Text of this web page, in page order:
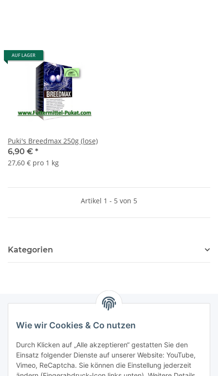
Wie wir Cookies & Co nutzen
Durch Klicken auf „Alle akzeptieren“ gestatten Sie den
Einsatz folgender Dienste auf unserer Website: YouTube,
Vimeo, ReCaptcha. Sie können die Einstellung jederzeit
AUF LAGER
Puki's Breedmax 250g (lose)
6,90 € *
27,60 € pro 1 kg
Artikel 1 - 5 von 5
Kategorien
Informationen
Gesetzliche Informationen